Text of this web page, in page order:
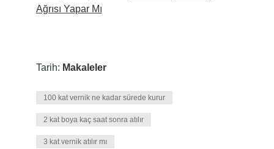
Ağrısı Yapar Mı
Tarih: Makaleler
100 kat vernik ne kadar sürede kurur
2 kat boya kaç saat sonra atılır
3 kat vernik atılır mı